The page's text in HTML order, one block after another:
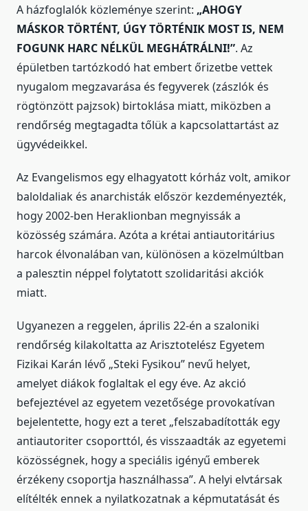
A házfoglalók közleménye szerint: „AHOGY
MÁSKOR TÖRTÉNT, ÚGY TÖRTÉNIK MOST IS, NEM
FOGUNK HARC NÉLKÜL MEGHÁTRÁLNI!”. Az
épületben tartózkodó hat embert őrizetbe vettek
nyugalom megzavarása és fegyverek (zászlók és
rögtönzött pajzsok) birtoklása miatt, miközben a
rendőrség megtagadta tőlük a kapcsolattartást az
ügyvédeikkel.
Az Evangelismos egy elhagyatott kórház volt, amikor
baloldaliak és anarchisták először kezdeményezték,
hogy 2002-ben Heraklionban megnyissák a
közösség számára. Azóta a krétai antiautoritárius
harcok élvonalában van, különösen a közelmúltban
a palesztin néppel folytatott szolidaritási akciók
miatt.
Ugyanezen a reggelen, április 22-én a szaloniki
rendőrség kilakoltatta az Arisztotelész Egyetem
Fizikai Karán lévő „Steki Fysikou” nevű helyet,
amelyet diákok foglaltak el egy éve. Az akció
befejeztével az egyetem vezetősége provokatívan
bejelentette, hogy ezt a teret „felszabadították egy
antiautoriter csoporttól, és visszaadták az egyetemi
közösségnek, hogy a speciális igényű emberek
érzékeny csoportja használhassa”. A helyi elvtársak
elítélték ennek a nyilatkozatnak a képmutatását és